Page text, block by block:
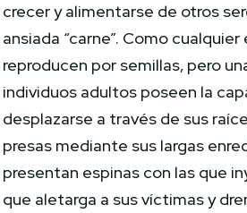
crecer y alimentarse de otros
ansiada “carne”. Como
reproducen por semillas, pero
individuos adultos poseen la
desplazarse a través de sus
presas mediante sus largas
presentan espinas con las que
que aletarga a sus víctimas y